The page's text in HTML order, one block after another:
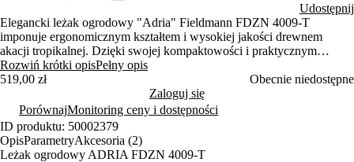
Udostępnij
Elegancki leżak ogrodowy "Adria" Fieldmann FDZN 4009-T
imponuje ergonomicznym kształtem i wysokiej jakości drewnem
akacji tropikalnej. Dzięki swojej kompaktowości i praktycznym
wymiarom jest idealny do relaksu na świeżym powietrzu i w
pomieszczeniach. Stylowe pokrowce w kolorze zielonym lub
kremowym można kupić osobno.
Rozwiń krótki opisPełny opis
519,00 zł
Obecnie niedostępne
Zaloguj się
PorównajMonitoring ceny i dostępności
ID produktu: 50002379
OpisParametryAkcesoria (2)
Leżak ogrodowy ADRIA FDZN 4009-T